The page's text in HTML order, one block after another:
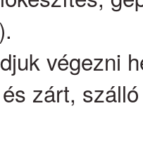
végezni
zárt,